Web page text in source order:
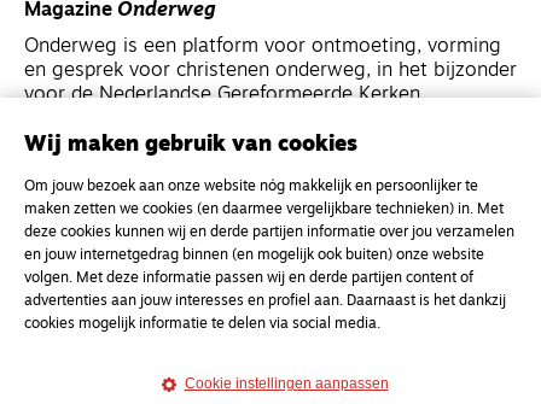
Magazine Onderweg
Onderweg is een platform voor ontmoeting, vorming
en gesprek voor christenen onderweg, in het bijzonder
voor de Nederlandse Gereformeerde Kerken.
Magazine
Onderweg
Kvk-nummer 33277063
NL46 INGB 0117 5827 86
info@onderwegonline.nl
Wij maken gebruik van cookies
Om jouw bezoek aan onze website nóg makkelijk en persoonlijker te
maken zetten we cookies (en daarmee vergelijkbare technieken) in. Met
deze cookies kunnen wij en derde partijen informatie over jou verzamelen
en jouw internetgedrag binnen (en mogelijk ook buiten) onze website
volgen. Met deze informatie passen wij en derde partijen content of
advertenties aan jouw interesses en profiel aan. Daarnaast is het dankzij
cookies mogelijk informatie te delen via social media.
Cookie instellingen aanpassen